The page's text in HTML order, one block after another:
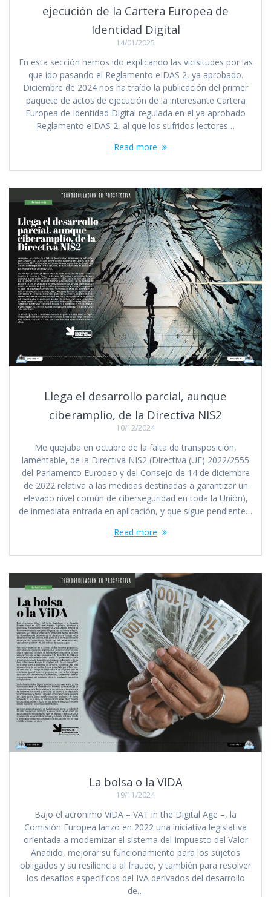
ejecución de la Cartera Europea de
Identidad Digital
14/01/2025
En esta sección hemos ido explicando las vicisitudes por las
que ido pasando el Reglamento eIDAS 2, ya aprobado.
Diciembre de 2024 nos ha traído la publicación del primer
paquete de actos de ejecución de la interesante Cartera
Europea de Identidad Digital regulada en el ya aprobado
Reglamento eIDAS 2, al que los sufridos lectores…
Read more
Llega el desarrollo parcial, aunque
ciberamplio, de la Directiva NIS2
10/12/2024
Me quejaba en octubre de la falta de transposición,
lamentable, de la Directiva NIS2 (Directiva (UE) 2022/2555
del Parlamento Europeo y del Consejo de 14 de diciembre
de 2022 relativa a las medidas destinadas a garantizar un
elevado nivel común de ciberseguridad en toda la Unión),
de inmediata entrada en aplicación, y que sigue pendiente…
Read more
La bolsa o la VIDA
19/11/2024
Bajo el acrónimo ViDA – VAT in the Digital Age –, la
Comisión Europea lanzó en 2022 una iniciativa legislativa
orientada a modernizar el sistema del Impuesto del Valor
Añadido, mejorar su funcionamiento para los sujetos
obligados y su resiliencia al fraude, y también para resolver
los desafíos específicos del IVA derivados del desarrollo
de…